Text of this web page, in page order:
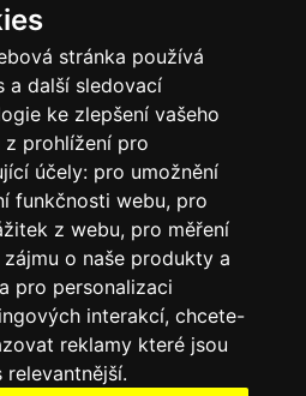
stránka používá
a další sledovací
ke zlepšení vašeho
z prohlížení pro
účely: pro umožnění
funkčnosti webu, pro
z webu, pro měření
zájmu o naše produkty a
pro personalizaci
interakcí, chcete-
reklamy které jsou
relevantnější.
si můžete před odesláním zlata
může měnit v závislosti na
10, 46601 Jablonec nad Nisou,